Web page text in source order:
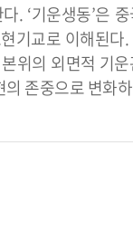
‘기운생동’은
기교로 이해된
위의 외면적 기
존중으로 변화